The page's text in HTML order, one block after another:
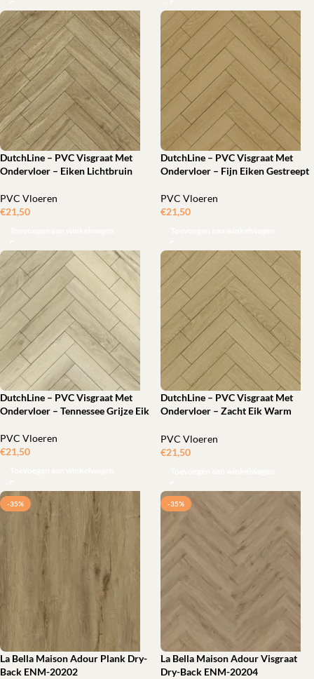
DutchLine – PVC Visgraat Met
Ondervloer – Eiken Lichtbruin
PVC Vloeren
€21,50
DutchLine – PVC Visgraat Met
Ondervloer – Fijn Eiken Gestreept
PVC Vloeren
€21,50
DutchLine – PVC Visgraat Met
Ondervloer – Tennessee Grijze Eik
PVC Vloeren
€21,50
DutchLine – PVC Visgraat Met
Ondervloer – Zacht Eik Warm
PVC Vloeren
€21,50
-35%
La Bella Maison Adour Plank Dry-
Back ENM-20202
-35%
La Bella Maison Adour Visgraat
Dry-Back ENM-20204